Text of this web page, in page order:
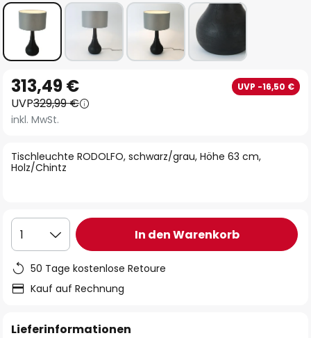
Anfang
der
Bildgalerie
Tischleuchte RODOLFO, schwarz/grau, Höhe 63 cm,
Holz/Chintz
313,49 € UVP -16,50 €
UVP329,99 €
inkl. MwSt.
1 In den Warenkorb
50 Tage kostenlose Retoure
Kauf auf Rechnung
Lieferinformationen